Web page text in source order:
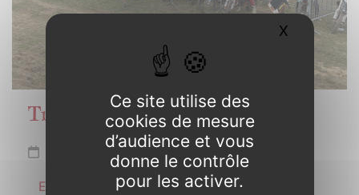
Trophée de Bretagne Motocross
Dimanche 13 septembre
En savoir plus
Ce site utilise des
cookies de mesure
d’audience et vous
donne le contrôle
pour les activer.
X Masquer